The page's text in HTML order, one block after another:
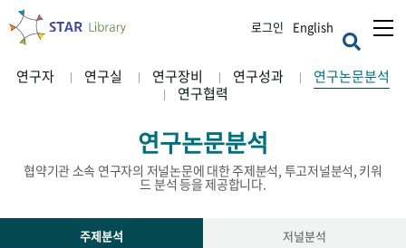
로그인 English
연구자 연구실 연구장비 연구성과
연구논문분석
연구협력
연구논문분석
협약기관 소속 연구자의 저널논문에 대한 주제분석, 투고저널분석, 키워
드 분석 등을 제공합니다.
주제분석 저널분석